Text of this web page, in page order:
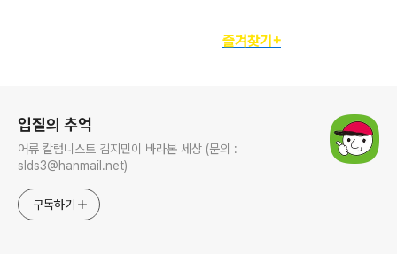
즐겨찾기+
입질의 추억
어류 칼럼니스트 김지민이 바라본 세상 (문의 :
slds3@hanmail.net)
구독하기